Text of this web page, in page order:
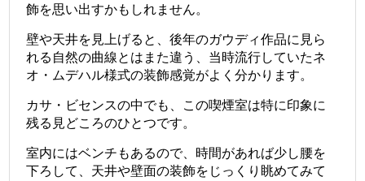
飾を思い出すかもしれません。
壁や天井を見上げると、後年のガウディ作品に見ら
れる自然の曲線とはまた違う、当時流行していたネ
オ・ムデハル様式の装飾感覚がよく分かります。
カサ・ビセンスの中でも、この喫煙室は特に印象に
残る見どころのひとつです。
室内にはベンチもあるので、時間があれば少し腰を
下ろして、天井や壁面の装飾をじっくり眺めてみて